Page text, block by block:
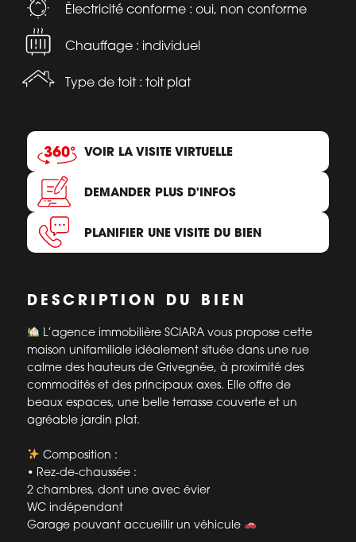
Électricité conforme : oui, non conforme
Chauffage : individuel
Type de toit : toit plat
VOIR LA VISITE VIRTUELLE
DEMANDER PLUS D'INFOS
PLANIFIER UNE VISITE DU BIEN
DESCRIPTION DU BIEN
L’agence immobilière SCIARA vous propose cette
maison unifamiliale idéalement située dans une rue
calme des hauteurs de Grivegnée, à proximité des
commodités et des principaux axes. Elle offre de
beaux espaces, une belle terrasse couverte et un
agréable jardin plat.
Composition :
• Rez-de-chaussée :
2 chambres, dont une avec évier
WC indépendant
Garage pouvant accueillir un véhicule